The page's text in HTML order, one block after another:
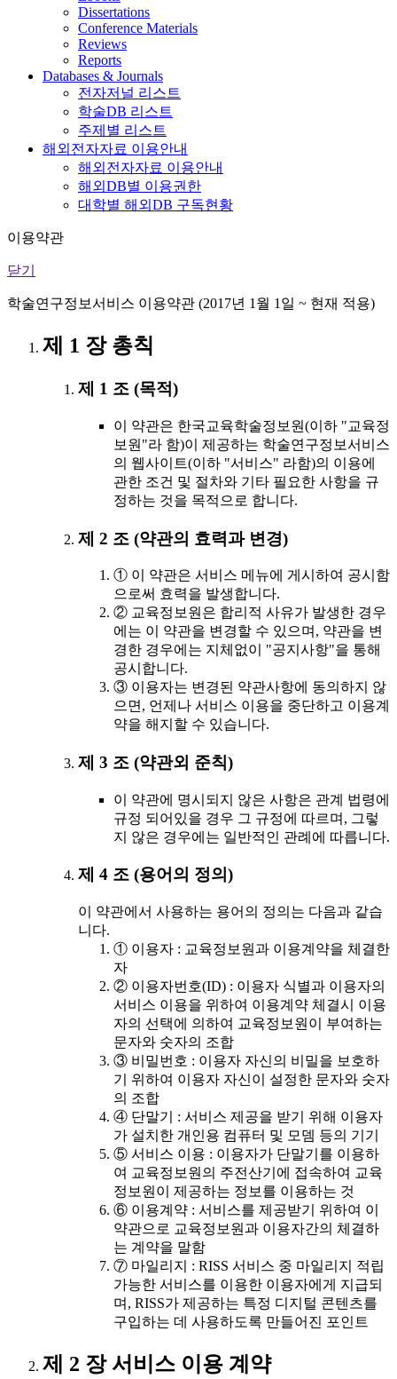
Dissertations
Conference Materials
Reviews
Reports
Databases & Journals
전자저널 리스트
학술DB 리스트
주제별 리스트
해외전자자료 이용안내
해외전자자료 이용안내
해외DB별 이용권한
대학별 해외DB 구독현황
이용약관
닫기
학술연구정보서비스 이용약관 (2017년 1월 1일 ~ 현재 적용)
제 1 장 총칙
제 1 조 (목적)
이 약관은 한국교육학술정보원(이하 "교육정
보원"라 함)이 제공하는 학술연구정보서비스
의 웹사이트(이하 "서비스" 라함)의 이용에
관한 조건 및 절차와 기타 필요한 사항을 규
정하는 것을 목적으로 합니다.
제 2 조 (약관의 효력과 변경)
① 이 약관은 서비스 메뉴에 게시하여 공시함
으로써 효력을 발생합니다.
② 교육정보원은 합리적 사유가 발생한 경우
에는 이 약관을 변경할 수 있으며, 약관을 변
경한 경우에는 지체없이 "공지사항"을 통해
공시합니다.
③ 이용자는 변경된 약관사항에 동의하지 않
으면, 언제나 서비스 이용을 중단하고 이용계
약을 해지할 수 있습니다.
제 3 조 (약관외 준칙)
이 약관에 명시되지 않은 사항은 관계 법령에
규정 되어있을 경우 그 규정에 따르며, 그렇
지 않은 경우에는 일반적인 관례에 따릅니다.
제 4 조 (용어의 정의)
이 약관에서 사용하는 용어의 정의는 다음과 같습
니다.
① 이용자 : 교육정보원과 이용계약을 체결한
자
② 이용자번호(ID) : 이용자 식별과 이용자의
서비스 이용을 위하여 이용계약 체결시 이용
자의 선택에 의하여 교육정보원이 부여하는
문자와 숫자의 조합
③ 비밀번호 : 이용자 자신의 비밀을 보호하
기 위하여 이용자 자신이 설정한 문자와 숫자
의 조합
④ 단말기 : 서비스 제공을 받기 위해 이용자
가 설치한 개인용 컴퓨터 및 모뎀 등의 기기
⑤ 서비스 이용 : 이용자가 단말기를 이용하
여 교육정보원의 주전산기에 접속하여 교육
정보원이 제공하는 정보를 이용하는 것
⑥ 이용계약 : 서비스를 제공받기 위하여 이
약관으로 교육정보원과 이용자간의 체결하
는 계약을 말함
⑦ 마일리지 : RISS 서비스 중 마일리지 적립
가능한 서비스를 이용한 이용자에게 지급되
며, RISS가 제공하는 특정 디지털 콘텐츠를
구입하는 데 사용하도록 만들어진 포인트
제 2 장 서비스 이용 계약